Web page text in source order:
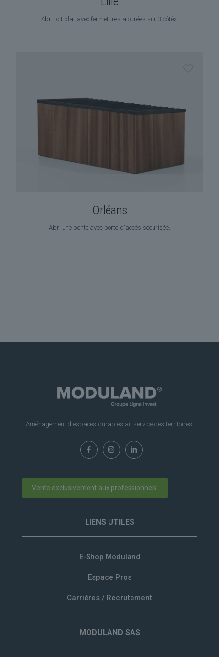
Abri toit plat avec fermetures ajourées sur 3 côtés.
Orléans
Abri une pente avec porte d'accès sécurisée.
Aménagement d'espaces durables au service des territoires.
Vente exclusivement aux professionnels.
LIENS UTILES
E-Shop Moduland
Espace Pros
Carrières / Recrutement
MODULAND SAS